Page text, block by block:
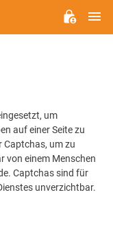
um
auf einer Seite zu
Captchas, um zu
von einem Menschen
Captchas sind für
unverzichtbar.